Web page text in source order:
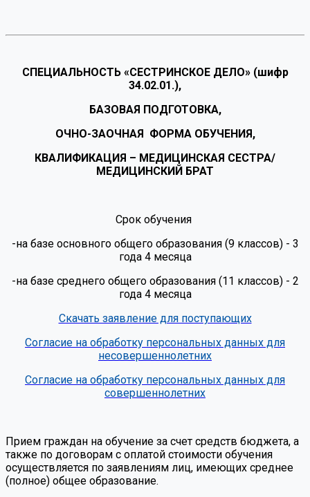
СПЕЦИАЛЬНОСТЬ «СЕСТРИНСКОЕ ДЕЛО» (шифр
34.02.01.),
БАЗОВАЯ ПОДГОТОВКА,
ОЧНО-ЗАОЧНАЯ ФОРМА ОБУЧЕНИЯ,
КВАЛИФИКАЦИЯ – МЕДИЦИНСКАЯ СЕСТРА/
МЕДИЦИНСКИЙ БРАТ
Срок обучения
-на базе основного общего образования (9 классов) - 3
года 4 месяца
-на базе среднего общего образования (11 классов) - 2
года 4 месяца
Скачать заявление для поступающих
Согласие на обработку персональных данных для
несовершеннолетних
Согласие на обработку персональных данных для
совершеннолетних
Прием граждан на обучение за счет средств бюджета, а
также по договорам с оплатой стоимости обучения
осуществляется по заявлениям лиц, имеющих среднее
(полное) общее образование.